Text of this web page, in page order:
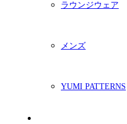
ラウンジウェア
メンズ
YUMI PATTERNS